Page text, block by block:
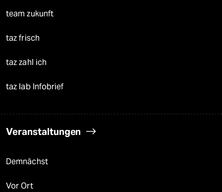
team zukunft
taz frisch
taz zahl ich
taz lab Infobrief
Veranstaltungen
Demnächst
Vor Ort